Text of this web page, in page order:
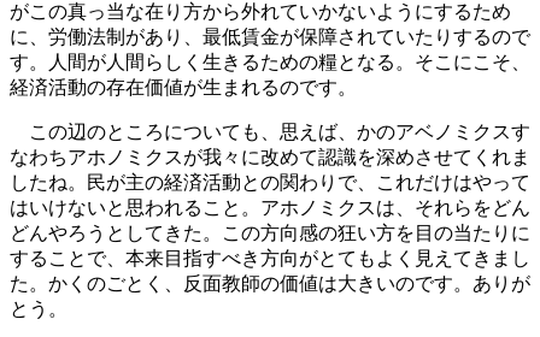
がこの真っ当な在り方から外れていかないようにするため
に、労働法制があり、最低賃金が保障されていたりするので
す。人間が人間らしく生きるための糧となる。そこにこそ、
経済活動の存在価値が生まれるのです。
この辺のところについても、思えば、かのアベノミクスす
なわちアホノミクスが我々に改めて認識を深めさせてくれま
したね。民が主の経済活動との関わりで、これだけはやって
はいけないと思われること。アホノミクスは、それらをどん
どんやろうとしてきた。この方向感の狂い方を目の当たりに
することで、本来目指すべき方向がとてもよく見えてきまし
た。かくのごとく、反面教師の価値は大きいのです。ありが
とう。